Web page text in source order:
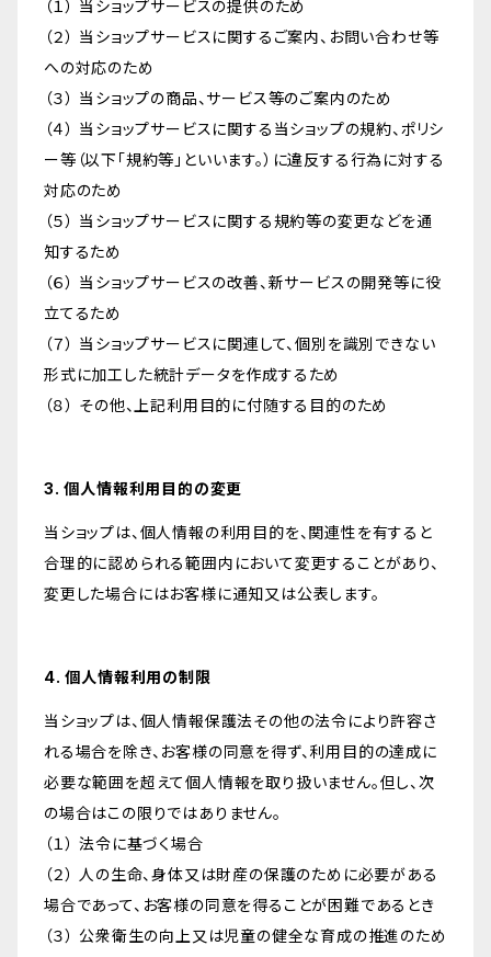
（１） 当ショップサービスの提供のため
（２） 当ショップサービスに関するご案内、お問い合わせ等
への対応のため
（３） 当ショップの商品、サービス等のご案内のため
（４） 当ショップサービスに関する当ショップの規約、ポリシ
ー等（以下「規約等」といいます。）に違反する行為に対する
対応のため
（５） 当ショップサービスに関する規約等の変更などを通
知するため
（６） 当ショップサービスの改善、新サービスの開発等に役
立てるため
（７） 当ショップサービスに関連して、個別を識別できない
形式に加工した統計データを作成するため
（８） その他、上記利用目的に付随する目的のため
3. 個人情報利用目的の変更
当ショップは、個人情報の利用目的を、関連性を有すると
合理的に認められる範囲内において変更することがあり、
変更した場合にはお客様に通知又は公表します。
4. 個人情報利用の制限
当ショップは、個人情報保護法その他の法令により許容さ
れる場合を除き、お客様の同意を得ず、利用目的の達成に
必要な範囲を超えて個人情報を取り扱いません。但し、次
の場合はこの限りではありません。
（１） 法令に基づく場合
（２） 人の生命、身体又は財産の保護のために必要がある
場合であって、お客様の同意を得ることが困難であるとき
（３） 公衆衛生の向上又は児童の健全な育成の推進のため